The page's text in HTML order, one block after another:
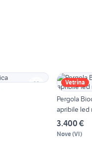
Vetrina
Pergola
apribile led
3.400 €
Nove(VI)